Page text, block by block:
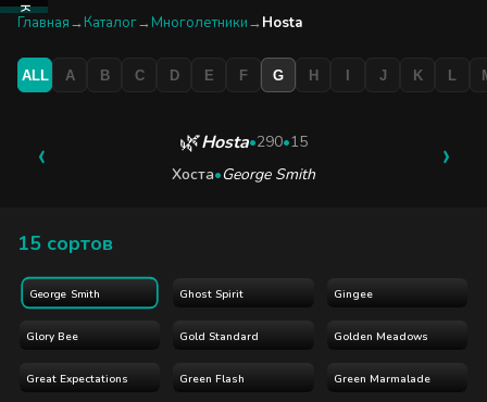
КАТАЛОГ
БУТИК
Главная→ Каталог→ Многолетники→ Hosta
ALL A B C D E F G H I J K L
‹ 🌿Hosta•290•15
Хоста•George Smith ›
15 сортов
George Smith Ghost Spirit Gingee
Glory Bee Gold Standard Golden Meadows
Great Expectations Green Flash Green Marmalade